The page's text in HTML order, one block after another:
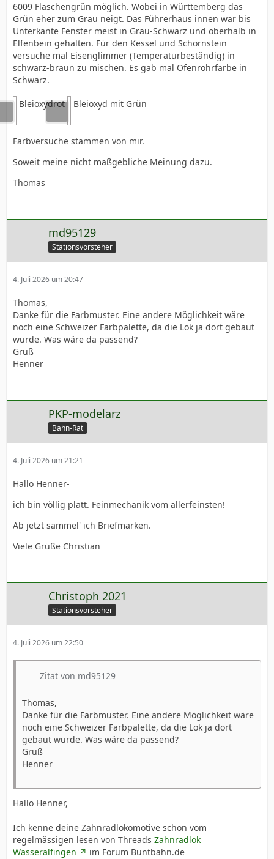
6009 Flaschengrün möglich. Wobei in Württemberg das
Grün eher zum Grau neigt. Das Führerhaus innen war bis
Unterkante Fenster meist in Grau-Schwarz und oberhalb in
Elfenbein gehalten. Für den Kessel und Schornstein
versuche mal Eisenglimmer (Temperaturbeständig) in
schwarz-braun zu mischen. Es gab mal Ofenrohrfarbe in
Schwarz.
Bleioxydrot Bleioxyd mit Grün
Farbversuche stammen von mir.
Soweit meine nicht maßgebliche Meinung dazu.
Thomas
md95129
Stationsvorsteher
4. Juli 2026 um 20:47
Thomas,
Danke für die Farbmuster. Eine andere Möglichkeit wäre
noch eine Schweizer Farbpalette, da die Lok ja dort gebaut
wurde. Was wäre da passend?
Gruß
Henner
PKP-modelarz
Bahn-Rat
4. Juli 2026 um 21:21
Hallo Henner-
ich bin völlig platt. Feinmechanik vom allerfeinsten!
Ab jetzt sammel' ich Briefmarken.
Viele Grüße Christian
Christoph 2021
Stationsvorsteher
4. Juli 2026 um 22:50
Zitat von md95129
Thomas,
Danke für die Farbmuster. Eine andere Möglichkeit wäre
noch eine Schweizer Farbpalette, da die Lok ja dort
gebaut wurde. Was wäre da passend?
Gruß
Henner
Hallo Henner,
Ich kenne deine Zahnradlokomotive schon vom
regelmässigen lesen von Threads Zahnradlok
Wasseralfingen
im Forum Buntbahn.de